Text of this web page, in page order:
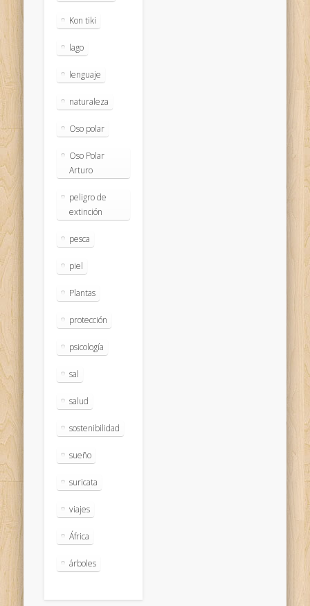
Kon tiki
lago
lenguaje
naturaleza
Oso polar
Oso Polar
Arturo
peligro de
extinción
pesca
piel
Plantas
protección
psicología
sal
salud
sostenibilidad
sueño
suricata
viajes
África
árboles